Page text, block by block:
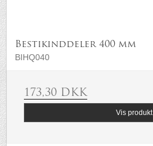
Bestikinddeler 400 mm
BIHQ040
173,30 DKK
Vis produkt